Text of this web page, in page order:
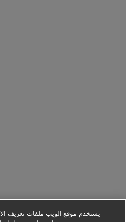
يستخدم موقع الويب ملفات تعريف